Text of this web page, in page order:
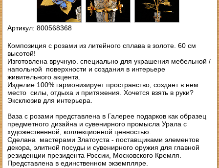
Артикул: 800568368
Композиция с розами из литейного сплава в золоте. 60 см
высотой!
Изготовлена вручную. специально для украшения мебельной /
напольной поверхности и создания в интерьере
живительного акцента.
Изделие 100% гармонизирует пространство, создает в нем
место силы, отдыха и притяжения. Хочется взять в руки?
Эксклюзив для интерьера.
Ваза с розами представлена в Галерее подарков как образец
предметного дизайна и сувенирного промысла Урала с
художественной, коллекционной ценностью.
Сделана мастерами Златоуста - поставщиками элементов
декора, элитной посуды и сувенирного оружия для главной
резиденции президента России, Московского Кремля.
Представлена в единственном экземпляре.